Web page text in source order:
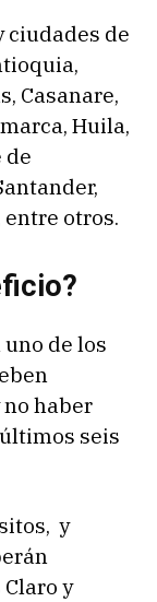
ciudades de
Casanare,
Huila,
de
entre otros.
de los
no haber
seis
y
y